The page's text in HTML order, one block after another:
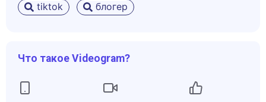
tiktok блогер
Что такое Videogram?